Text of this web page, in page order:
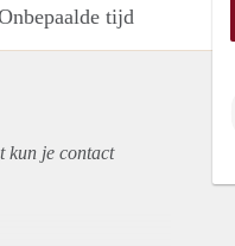
tijd
kun je contact